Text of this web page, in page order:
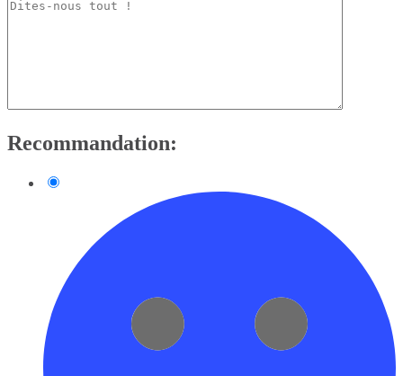
Recommandation: